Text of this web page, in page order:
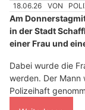
18.06.26 VON
Am
in der Stadt
einer Frau und
Dabei wurde die
werden. Der Mann
Polizeihaft